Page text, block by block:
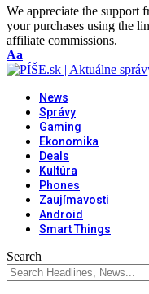
We appreciate the support
your purchases using the
affiliate commissions.
Font
Resizer
Aa
News
Správy
Gaming
Ekonomika
Deals
Kultúra
Phones
Zaujímavosti
Android
Smart Things
Search